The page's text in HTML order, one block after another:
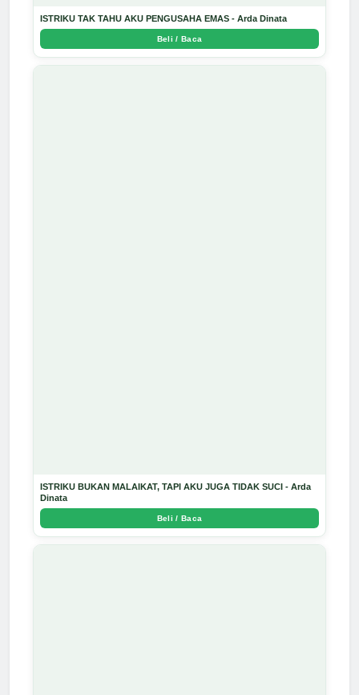
ISTRIKU TAK TAHU AKU PENGUSAHA EMAS - Arda Dinata
Beli / Baca
ISTRIKU BUKAN MALAIKAT, TAPI AKU JUGA TIDAK SUCI - Arda
Dinata
Beli / Baca